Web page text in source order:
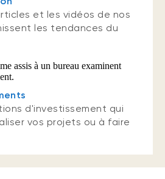
et les vidéos de nos
les tendances du
d'investissement qui
vos projets ou à faire